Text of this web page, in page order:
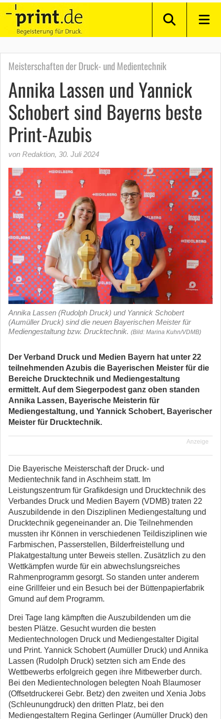
Meisterschaften der Druck- und Medientechnik
Annika Lassen und Yannick
Schobert sind Bayerns beste
Print-Azubis
von Redaktion, 30. Juli 2024
Annika Lassen (Rudolph Druck) und Yannick Schobert
(Aumüller Druck) sind die neuen Bayerischen Meister für
Mediengestaltung bzw. Drucktechnik. (Bild: Marina Kuhn/VDMB)
Der Verband Druck und Medien Bayern hat unter 22
teilnehmenden Azubis die Bayerischen Meister für die
Bereiche Drucktechnik und Mediengestaltung
ermittelt. Auf dem Siegerpodest ganz oben standen
Annika Lassen, Bayerische Meisterin für
Mediengestaltung, und Yannick Schobert, Bayerischer
Meister für Drucktechnik.
Anzeige
Die Bayerische Meisterschaft der Druck- und
Medientechnik fand in Aschheim statt. Im
Leistungszentrum für Grafikdesign und Drucktechnik des
Verbandes Druck und Medien Bayern (VDMB) traten 22
Auszubildende in den Disziplinen Mediengestaltung und
Drucktechnik gegeneinander an. Die Teilnehmenden
mussten ihr Können in verschiedenen Teildisziplinen wie
Farbmischen, Passerstellen, Bilderfreistellung und
Plakatgestaltung unter Beweis stellen. Zusätzlich zu den
Wettkämpfen wurde für ein abwechslungsreiches
Rahmenprogramm gesorgt. So standen unter anderem
eine Grillfeier und ein Besuch bei der Büttenpapierfabrik
Gmund auf dem Programm.
Drei Tage lang kämpften die Auszubildenden um die
besten Plätze. Gesucht wurden die besten
Medientechnologen Druck und Mediengestalter Digital
und Print. Yannick Schobert (Aumüller Druck) und Annika
Lassen (Rudolph Druck) setzten sich am Ende des
Wettbewerbs erfolgreich gegen ihre Mitbewerber durch.
Bei den Medientechnologen belegten Noah Blaumoser
(Offsetdruckerei Gebr. Betz) den zweiten und Xenia Jobs
(Schleunungdruck) den dritten Platz, bei den
Mediengestaltern Regina Gerlinger (Aumüller Druck) den